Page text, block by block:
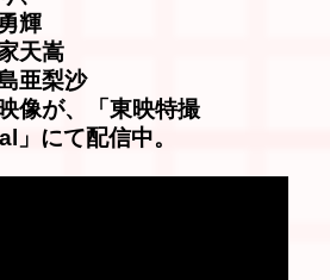
輝
天嵩
亜梨沙
像が、「東映特撮
にて配信中。